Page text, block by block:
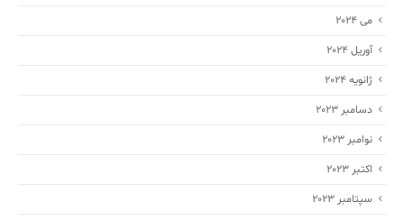
می 2024
آوریل 2024
ژانویه 2024
دسامبر 2023
نوامبر 2023
اکتبر 2023
سپتامبر 2023